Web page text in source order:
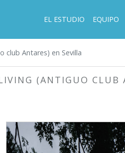
EL ESTUDIO EQUIPO
club Antares) en Sevilla
(ANTIGUO CLUB